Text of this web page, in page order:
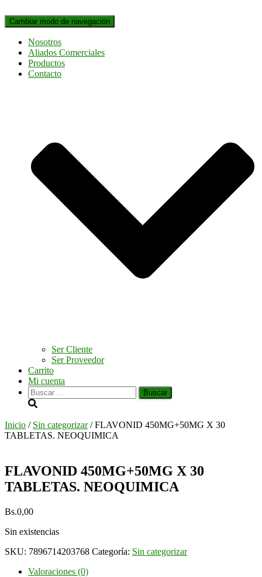
Cambiar modo de navegación
Nosotros
Aliados Comerciales
Productos
Contacto
Ser Cliente
Ser Proveedor
Carrito
Mi cuenta
Buscar:
Inicio / Sin categorizar/ FLAVONID 450MG+50MG X 30
TABLETAS. NEOQUIMICA
FLAVONID 450MG+50MG X 30
TABLETAS. NEOQUIMICA
Bs.0,00
Sin existencias
SKU: 7896714203768 Categoría: Sin categorizar
Valoraciones (0)